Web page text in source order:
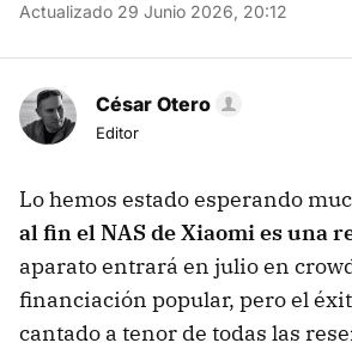
Actualizado 29 Junio 2026, 20:12
César Otero
Editor
Lo hemos estado esperando
al fin el NAS de Xiaomi es una
aparato entrará en julio en
financiación popular, pero el
cantado a tenor de todas las